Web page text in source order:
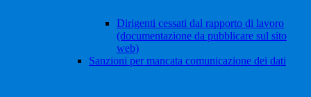
Dirigenti cessati dal rapporto di lavoro
(documentazione da pubblicare sul sito
web)
Sanzioni per mancata comunicazione dei dati